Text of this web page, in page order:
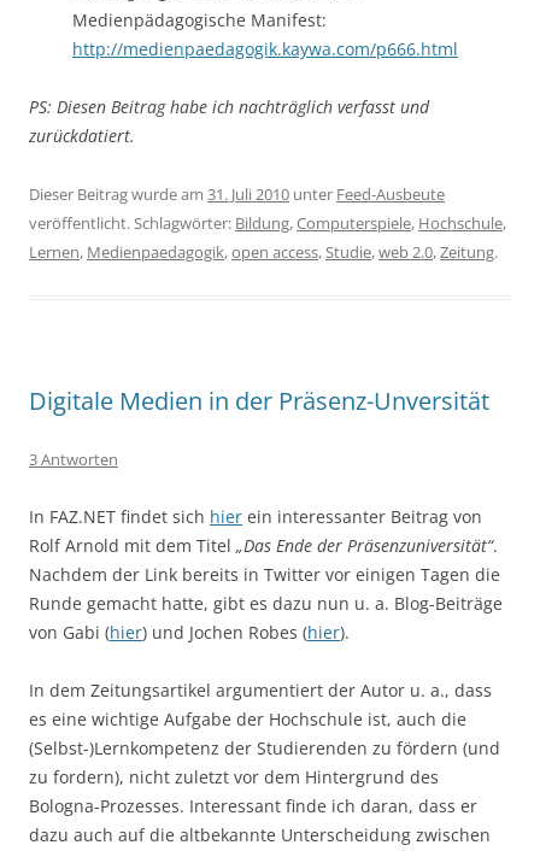
Medienpädagogische Manifest:
http://medienpaedagogik.kaywa.com/p666.html
PS: Diesen Beitrag habe ich nachträglich verfasst und
zurückdatiert.
Dieser Beitrag wurde am 31. Juli 2010 unter Feed-Ausbeute
veröffentlicht. Schlagwörter: Bildung,Computerspiele, Hochschule,
Lernen, Medienpaedagogik,open access,Studie,web 2.0,Zeitung.
Digitale Medien in der Präsenz-Unversität
3 Antworten
In FAZ.NET findet sich hier ein interessanter Beitrag von
Rolf Arnold mit dem Titel „Das Ende der Präsenzuniversität“.
Nachdem der Link bereits in Twitter vor einigen Tagen die
Runde gemacht hatte, gibt es dazu nun u. a. Blog-Beiträge
von Gabi (hier) und Jochen Robes (hier).
In dem Zeitungsartikel argumentiert der Autor u. a., dass
es eine wichtige Aufgabe der Hochschule ist, auch die
(Selbst-)Lernkompetenz der Studierenden zu fördern (und
zu fordern), nicht zuletzt vor dem Hintergrund des
Bologna-Prozesses. Interessant finde ich daran, dass er
dazu auch auf die altbekannte Unterscheidung zwischen